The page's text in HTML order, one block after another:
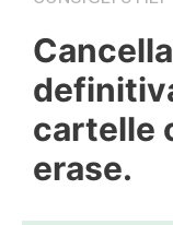
cartelle
erase.